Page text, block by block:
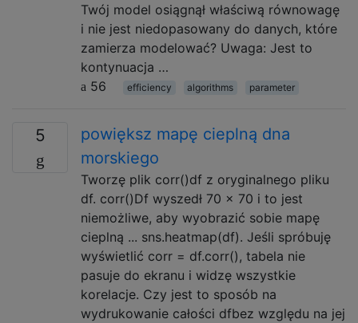
Twój model osiągnął właściwą równowagę
i nie jest niedopasowany do danych, które
zamierza modelować? Uwaga: Jest to
kontynuacja …
56
efficiency algorithms parameter
5
powiększ mapę cieplną dna
morskiego
Tworzę plik corr()df z oryginalnego pliku
df. corr()Df wyszedł 70 x 70 i to jest
niemożliwe, aby wyobrazić sobie mapę
cieplną ... sns.heatmap(df). Jeśli spróbuję
wyświetlić corr = df.corr(), tabela nie
pasuje do ekranu i widzę wszystkie
korelacje. Czy jest to sposób na
wydrukowanie całości dfbez względu na jej